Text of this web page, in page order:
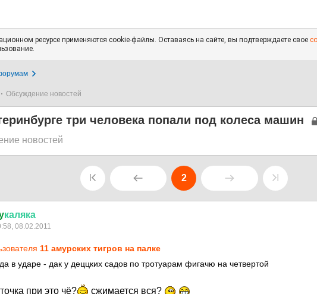
ресурсе применяются cookie-файлы. Оставаясь на сайте, вы подтверждаете свое
Обсуждение новостей
три человека попали под колеса машин
новостей
2
каляка
08.02.2011
11 амурских тигров на палке
в ударе - дак у деццких садов по тротуарам фигачю на четвертой
при это чё? сжимается вся?